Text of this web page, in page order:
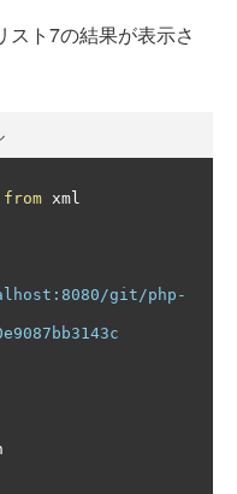
ト7の結果が表示さ
from xml
git/php-